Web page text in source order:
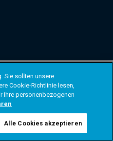
Sie sollten unsere
Cookie-Richtlinie lesen,
Ihre personenbezogenen
Alle Cookies akzeptieren